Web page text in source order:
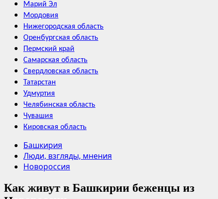
Марий Эл
Мордовия
Нижегородская область
Оренбургская область
Пермский край
Самарская область
Свердловская область
Татарстан
Удмуртия
Челябинская область
Чувашия
Кировская область
Башкирия
Люди, взгляды, мнения
Новороссия
Как живут в Башкирии беженцы из